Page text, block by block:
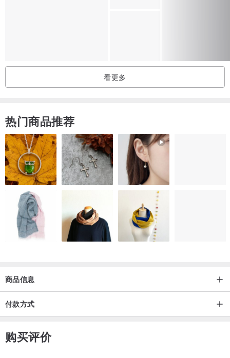
运气不好的人佩戴坦桑石可以遇到贵人
蓝色的坦桑石反映了天空的色彩能量，象征着新生活和有益的情感之
开始。其晶体能量可团结思想和心灵，引导人以同情心和清澈的思想
生活。坦桑石带动信任，加强信念，耐心和尊重，使拥有者更加专
注，更负责任地行动，变得更值得他人信赖。
坦桑石的的升值潜力绝对不容小覤，目前市场上的价格基本上每年都
在上涨，因全球的需求量不断增加，加上多年来的开采，坦桑石的矿
埸正不断在减少。根据预测，坦桑石将会于2025年绝矿，所以且买且
急需可联系我
产地/制造方式
香港
看更多
热门商品推荐
商品信息
商品运费